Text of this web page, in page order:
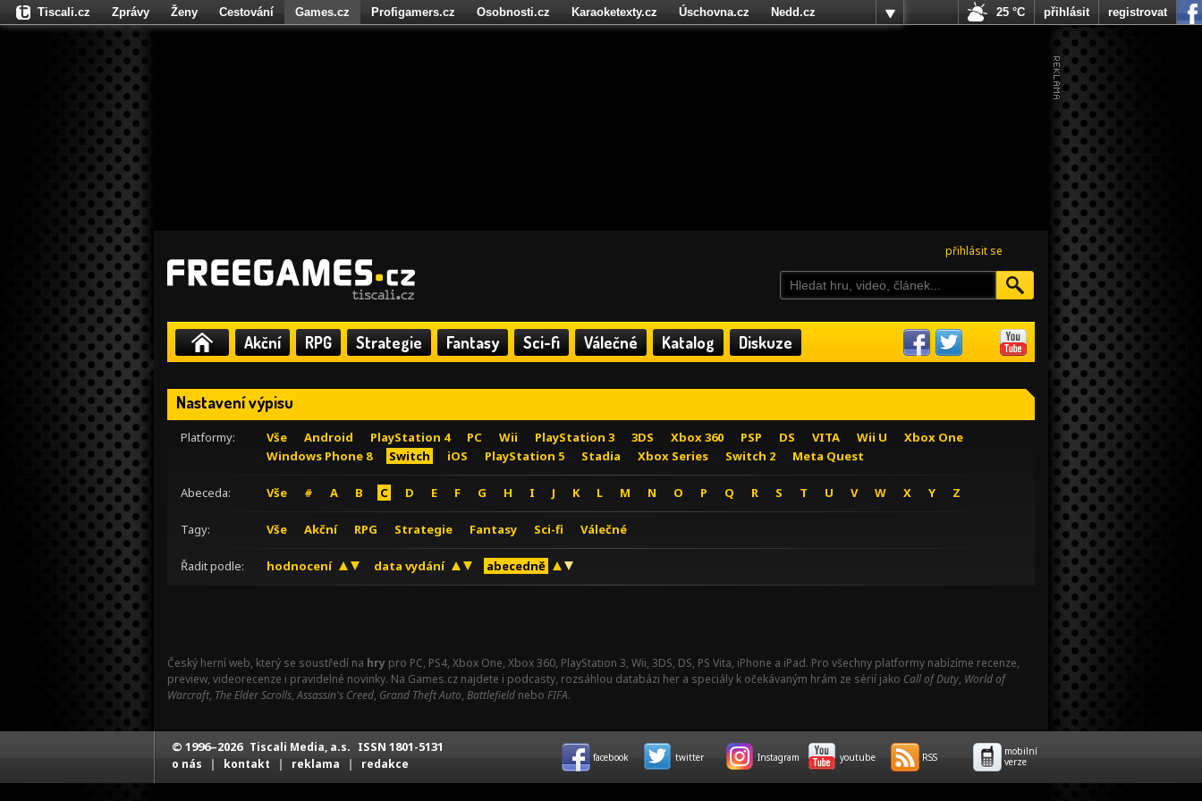
přihlásit se
Akční RPG Strategie Fantasy Sci-fi Válečné Katalog Diskuze
Nastavení výpisu
Platformy: Vše Android PlayStation 4 PC Wii PlayStation 3 3DS Xbox 360 PSP DS VITA Wii U
Xbox One
Windows Phone 8
Switch iOS PlayStation 5 Stadia Xbox Series Switch 2 Meta Quest
Abeceda: Vše # A B C D E F G H I J K L M N O P Q R S T U V W X Y Z
Tagy: Vše Akční RPG Strategie Fantasy Sci-fi Válečné
Řadit podle: hodnocení data vydání abecedně
Český herní web, který se soustředí na hry pro PC, PS4, Xbox One, Xbox 360, PlayStation 3, Wii, 3DS, DS, PS Vita, iPhone a iPad. Pro všechny platformy nabízíme recenze,
preview, videorecenze i pravidelné novinky. Na Games.cz najdete i podcasty, rozsáhlou databázi her a speciály k očekávaným hrám ze sérií jako Call of Duty, World of
Warcraft, The Elder Scrolls,Assassin's Creed, Grand Theft Auto, Battlefield nebo FIFA.
Tiscali.cz Zprávy Ženy Cestování Games.cz Profigamers.cz Osobnosti.cz Karaoketexty.cz Úschovna.cz
Nedd.cz
Fights.cz
25 °C přihlásit registrovat
© 1996–2026 Tiscali Media, a.s. ISSN 1801-5131
o nás | kontakt | reklama | redakce facebook twitter Instagram youtube RSS
mobilní
verze